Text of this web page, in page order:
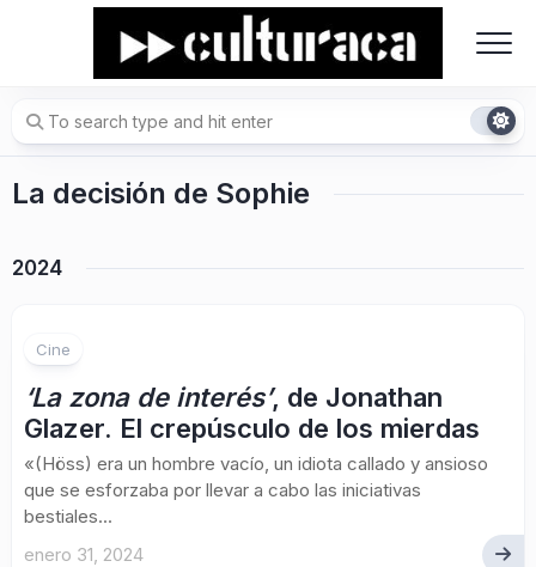
La decisión de Sophie
2024
Cine
‘La zona de interés’, de Jonathan
Glazer. El crepúsculo de los mierdas
«(Höss) era un hombre vacío, un idiota callado y ansioso
que se esforzaba por llevar a cabo las iniciativas
bestiales...
enero 31, 2024